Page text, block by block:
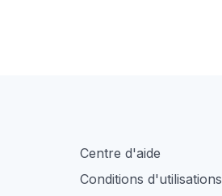
Centre d'aide
Conditions d'utilisations